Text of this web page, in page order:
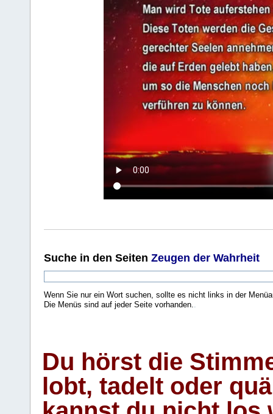
Suche in den Seiten Zeugen der Wahrheit
Wenn Sie nur ein Wort suchen, sollte es nicht links in der
Die Menüs sind auf jeder Seite vorhanden.
Du hörst die
lobt, tadelt oder